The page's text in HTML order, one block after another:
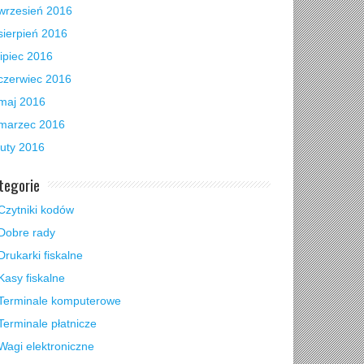
2016
2016
2016
2016
2016
2016
2016
kodów
rady
fiskalne
fiskalne
komputerowe
płatnicze
elektroniczne